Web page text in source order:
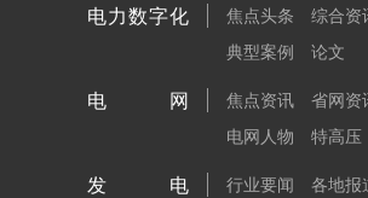
电力数字化 焦点头条 综合资
典型案例
论文
电网 焦点资讯 省网资
电网人物
特高压
发电 行业要闻 各地报